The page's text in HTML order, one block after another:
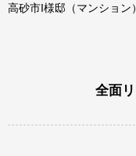
高砂市I様邸（マンション）
全面